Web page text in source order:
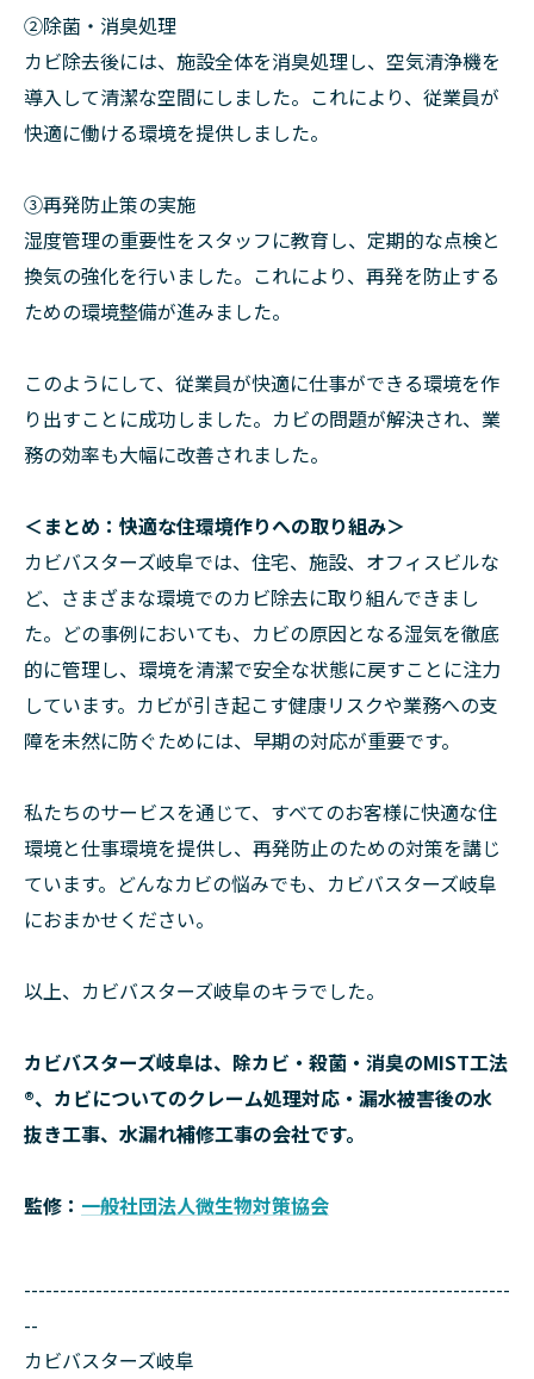
②除菌・消臭処理
カビ除去後には、施設全体を消臭処理し、空気清浄機を
導入して清潔な空間にしました。これにより、従業員が
快適に働ける環境を提供しました。
➂再発防止策の実施
湿度管理の重要性をスタッフに教育し、定期的な点検と
換気の強化を行いました。これにより、再発を防止する
ための環境整備が進みました。
このようにして、従業員が快適に仕事ができる環境を作
り出すことに成功しました。カビの問題が解決され、業
務の効率も大幅に改善されました。
＜まとめ：快適な住環境作りへの取り組み＞
カビバスターズ岐阜では、住宅、施設、オフィスビルな
ど、さまざまな環境でのカビ除去に取り組んできまし
た。どの事例においても、カビの原因となる湿気を徹底
的に管理し、環境を清潔で安全な状態に戻すことに注力
しています。カビが引き起こす健康リスクや業務への支
障を未然に防ぐためには、早期の対応が重要です。
私たちのサービスを通じて、すべてのお客様に快適な住
環境と仕事環境を提供し、再発防止のための対策を講じ
ています。どんなカビの悩みでも、カビバスターズ岐阜
におまかせください。
以上、カビバスターズ岐阜のキラでした。
カビバスターズ岐阜は、除カビ・殺菌・消臭のMIST工法
®、カビについてのクレーム処理対応・漏水被害後の水
抜き工事、水漏れ補修工事の会社です。
監修： 一般社団法人微生物対策協会
--------------------------------------------------------------------
--
カビバスターズ岐阜